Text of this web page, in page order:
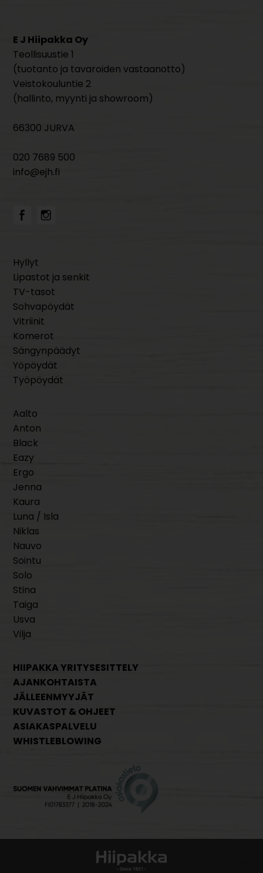
E J Hiipakka Oy
Teollisuustie 1
(tuotanto ja tavaroiden vastaanotto)
Veistokouluntie 2
(hallinto, myynti ja showroom)
66300 JURVA
020 7689 500
info@ejh.fi
Hyllyt
Lipastot ja senkit
TV-tasot
Sohvapöydät
Vitriinit
Komerot
Sängynpäädyt
Yöpöydät
Työpöydät
Aalto
Anton
Black
Eazy
Ergo
Jenna
Kaura
Luna / Isla
Niklas
Nauvo
Sointu
Solo
Stina
Taiga
Usva
Vilja
HIIPAKKA YRITYSESITTELY
AJANKOHTAISTA
JÄLLEENMYYJÄT
KUVASTOT & OHJEET
ASIAKASPALVELU
WHISTLEBLOWING